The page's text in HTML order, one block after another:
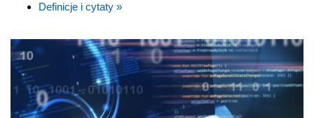
Definicje i cytaty »